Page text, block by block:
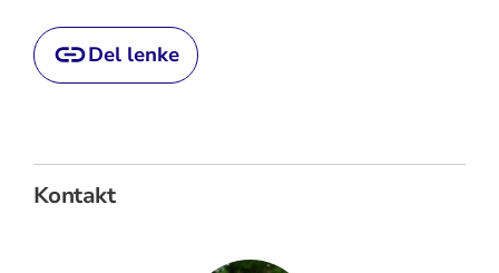
Del lenke
Kontakt